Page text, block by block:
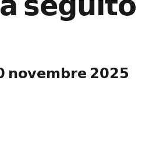
𝗻𝗼𝘃𝗲𝗺𝗯𝗿𝗲 𝟮𝟬𝟮𝟱